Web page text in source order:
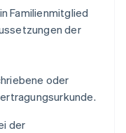
Familienmitglied
der
oder
der